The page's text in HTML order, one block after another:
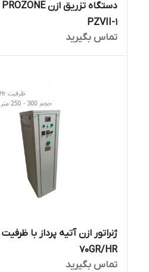
PZVII-1
تماس بگیرید
ژنراتور ازن آتیه پرداز با ظرفیت
70GR/HR
تماس بگیرید